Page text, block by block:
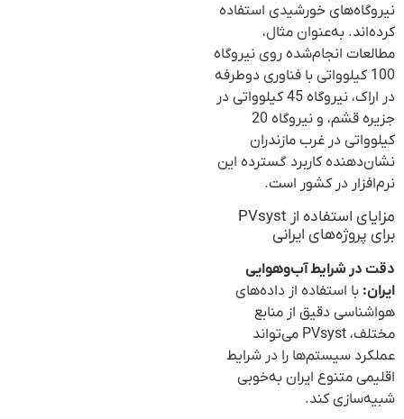
نیروگاه‌های خورشیدی استفاده
کرده‌اند. به‌عنوان مثال،
مطالعات انجام‌شده روی نیروگاه
100 کیلوواتی با فناوری دوطرفه
در اراک، نیروگاه 45 کیلوواتی در
جزیره قشم، و نیروگاه 20
کیلوواتی در غرب مازندران
نشان‌دهنده کاربرد گسترده این
نرم‌افزار در کشور است.
مزایای استفاده از PVsyst
برای پروژه‌های ایرانی
دقت در شرایط آب‌وهوایی
ایران: با استفاده از داده‌های
هواشناسی دقیق از منابع
مختلف، PVsyst می‌تواند
عملکرد سیستم‌ها را در شرایط
اقلیمی متنوع ایران به‌خوبی
شبیه‌سازی کند.